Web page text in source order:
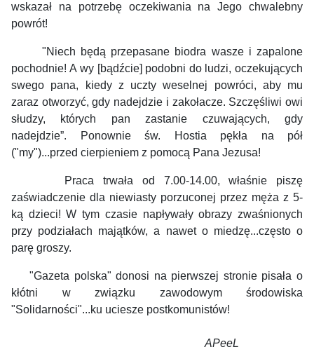
wskazał na potrzebę oczekiwania na Jego chwalebny
powrót!
"Niech będą przepasane biodra wasze i zapalone
pochodnie! A wy [bądźcie] podobni do ludzi, oczekujących
swego pana, kiedy z uczty weselnej powróci, aby mu
zaraz otworzyć, gdy nadejdzie i zakołacze. Szczęśliwi owi
słudzy, których pan zastanie czuwających, gdy
nadejdzie”. Ponownie św. Hostia pękła na pół
("my")...przed cierpieniem z pomocą Pana Jezusa!
Praca trwała od 7.00-14.00, właśnie piszę
zaświadczenie dla niewiasty porzuconej przez męża z 5-
ką dzieci! W tym czasie napływały obrazy zwaśnionych
przy podziałach majątków, a nawet o miedzę...często o
parę groszy.
"Gazeta polska" donosi na pierwszej stronie pisała o
kłótni w związku zawodowym środowiska
"Solidarności"...ku uciesze postkomunistów!
APeeL